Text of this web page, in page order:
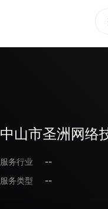
中山市圣洲网络
服务行业
--
服务类型
--